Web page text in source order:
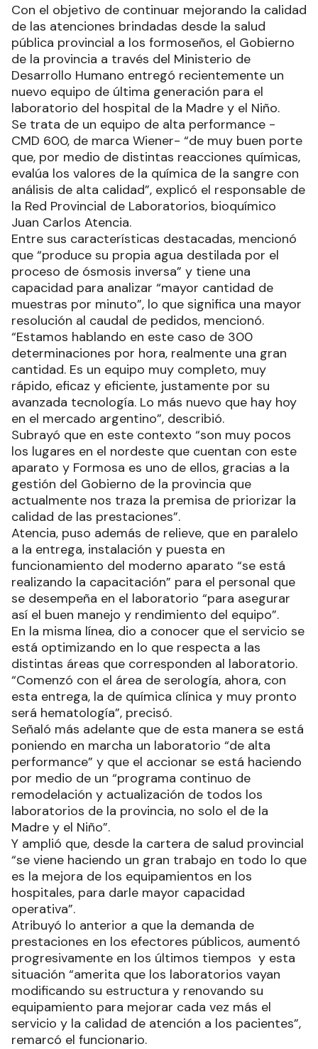
Con el objetivo de continuar mejorando la calidad
de las atenciones brindadas desde la salud
pública provincial a los formoseños, el Gobierno
de la provincia a través del Ministerio de
Desarrollo Humano entregó recientemente un
nuevo equipo de última generación para el
laboratorio del hospital de la Madre y el Niño.
Se trata de un equipo de alta performance -
CMD 600, de marca Wiener- “de muy buen porte
que, por medio de distintas reacciones químicas,
evalúa los valores de la química de la sangre con
análisis de alta calidad”, explicó el responsable de
la Red Provincial de Laboratorios, bioquímico
Juan Carlos Atencia.
Entre sus características destacadas, mencionó
que “produce su propia agua destilada por el
proceso de ósmosis inversa” y tiene una
capacidad para analizar “mayor cantidad de
muestras por minuto”, lo que significa una mayor
resolución al caudal de pedidos, mencionó.
“Estamos hablando en este caso de 300
determinaciones por hora, realmente una gran
cantidad. Es un equipo muy completo, muy
rápido, eficaz y eficiente, justamente por su
avanzada tecnología. Lo más nuevo que hay hoy
en el mercado argentino”, describió.
Subrayó que en este contexto “son muy pocos
los lugares en el nordeste que cuentan con este
aparato y Formosa es uno de ellos, gracias a la
gestión del Gobierno de la provincia que
actualmente nos traza la premisa de priorizar la
calidad de las prestaciones”.
Atencia, puso además de relieve, que en paralelo
a la entrega, instalación y puesta en
funcionamiento del moderno aparato “se está
realizando la capacitación” para el personal que
se desempeña en el laboratorio “para asegurar
así el buen manejo y rendimiento del equipo”.
En la misma línea, dio a conocer que el servicio se
está optimizando en lo que respecta a las
distintas áreas que corresponden al laboratorio.
“Comenzó con el área de serología, ahora, con
esta entrega, la de química clínica y muy pronto
será hematología”, precisó.
Señaló más adelante que de esta manera se está
poniendo en marcha un laboratorio “de alta
performance” y que el accionar se está haciendo
por medio de un “programa continuo de
remodelación y actualización de todos los
laboratorios de la provincia, no solo el de la
Madre y el Niño”.
Y amplió que, desde la cartera de salud provincial
“se viene haciendo un gran trabajo en todo lo que
es la mejora de los equipamientos en los
hospitales, para darle mayor capacidad
operativa”.
Atribuyó lo anterior a que la demanda de
prestaciones en los efectores públicos, aumentó
progresivamente en los últimos tiempos y esta
situación “amerita que los laboratorios vayan
modificando su estructura y renovando su
equipamiento para mejorar cada vez más el
servicio y la calidad de atención a los pacientes”,
remarcó el funcionario.